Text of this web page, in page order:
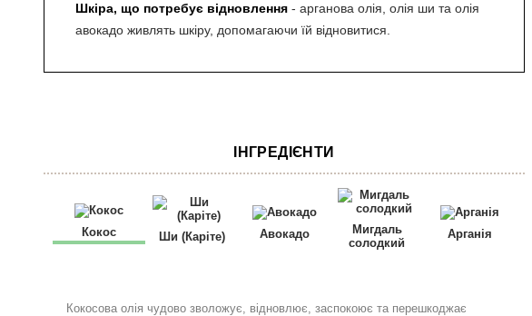
Шкіра, що потребує відновлення - арганова олія, олія ши та олія
авокадо живлять шкіру, допомагаючи їй відновитися.
ІНГРЕДІЄНТИ
Кокос Ши (Каріте) Авокадо
Мигдаль
солодкий
Арганія
Кокосова олія чудово зволожує, відновлює, заспокоює та перешкоджає